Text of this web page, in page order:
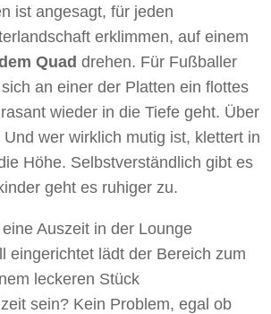
ist angesagt, für jeden
erklimmen, auf einem
Quad drehen. Für Fußballer
an einer der Platten ein flottes
wieder in die Tiefe geht. Über
wer wirklich mutig ist, klettert in
Höhe. Selbstverständlich gibt es
geht es ruhiger zu.
Auszeit in der Lounge
eingerichtet lädt der Bereich zum
leckeren Stück
sein? Kein Problem, egal ob